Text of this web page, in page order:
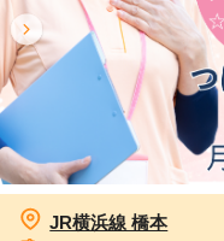
見学会・イベント情報
医療事務まるわかりコ
よくあるご質問
お知らせ
JR横浜線 橋本
甲信越・北陸
九州・沖縄